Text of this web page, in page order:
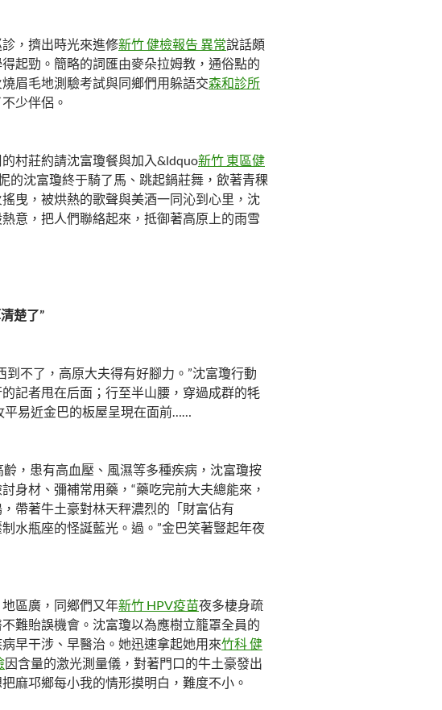
，擠出時光來進修新竹 健檢報告 異常說話頗
起勁。簡略的詞匯由麥朵拉姆教，通俗點的
眉毛地測驗考試與同鄉們用躲語交森和診所
少伴侶。
村莊約請沈富瓊餐與加入&ldquo新竹 東區健
的沈富瓊終于騎了馬、跳起鍋莊舞，飲著青稞
曳，被烘熱的歌聲與美酒一同沁到心里，沈
意，把人們聯絡起來，抵御著高原上的雨雪
楚了”
到不了，高原大夫得有好腳力。”沈富瓊行動
記者甩在后面；行至半山腰，穿過成群的牦
平易近金巴的板屋呈現在面前……
，患有高血壓、風濕等多種疾病，沈富瓊按
身材、彌補常用藥，“藥吃完前大夫總能來，
帶著牛土豪對林天秤濃烈的「財富佔有
水瓶座的怪誕藍光。過。”金巴笑著豎起年夜
區廣，同鄉們又年新竹 HPV疫苗夜多棲身疏
難貽誤機會。沈富瓊以為應樹立籠罩全員的
早干涉、早醫治。她迅速拿起她用來竹科 健
因含量的激光測量儀，對著門口的牛土豪發出
麻邛鄉每小我的情形摸明白，難度不小。